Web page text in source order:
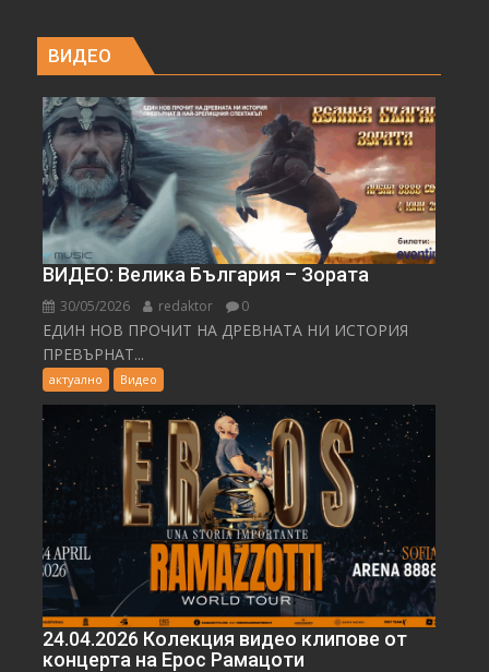
ВИДЕО
ВИДЕО: Велика България – Зората
30/05/2026 redaktor 0
ЕДИН НОВ ПРОЧИТ НА ДРЕВНАТА НИ ИСТОРИЯ
ПРЕВЪРНАТ...
актуално Видео
24.04.2026 Колекция видео клипове от
концерта на Ерос Рамацоти